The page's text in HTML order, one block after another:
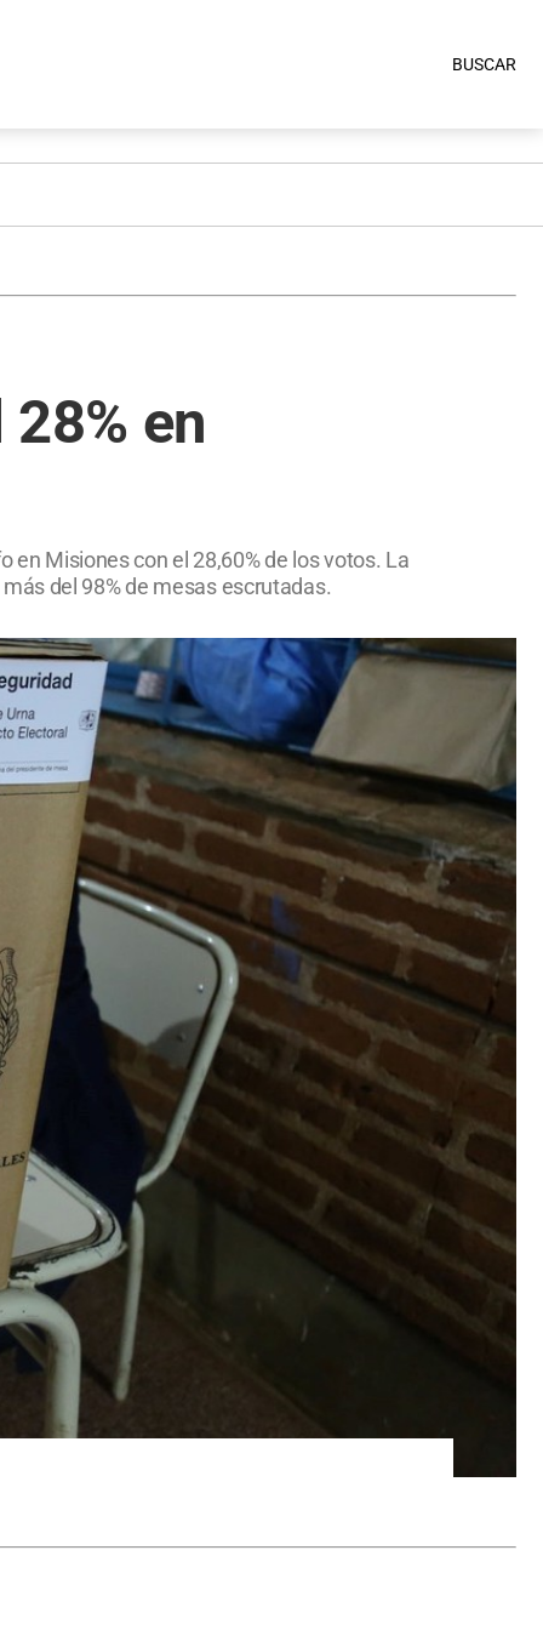
BUSCAR
en
en Misiones con el 28,60% de los votos. La
del 98% de mesas escrutadas.